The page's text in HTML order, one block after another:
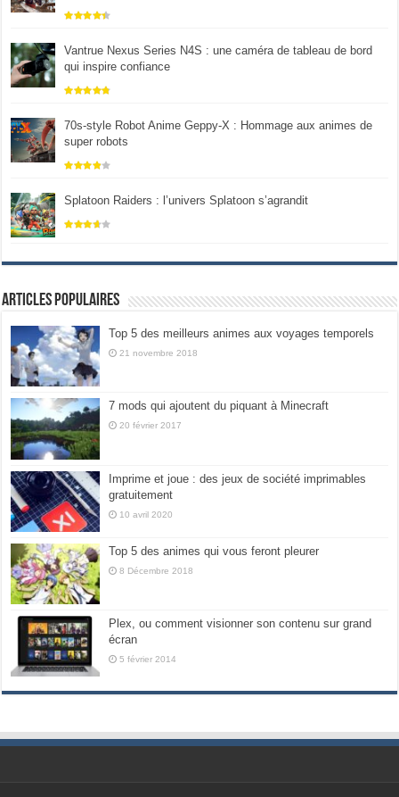
Vantrue Nexus Series N4S : une caméra de tableau de bord
qui inspire confiance
70s-style Robot Anime Geppy-X : Hommage aux animes de
super robots
Splatoon Raiders : l’univers Splatoon s’agrandit
Articles populaires
Top 5 des meilleurs animes aux voyages temporels
21 novembre 2018
7 mods qui ajoutent du piquant à Minecraft
20 février 2017
Imprime et joue : des jeux de société imprimables
gratuitement
10 avril 2020
Top 5 des animes qui vous feront pleurer
8 Décembre 2018
Plex, ou comment visionner son contenu sur grand
écran
5 février 2014